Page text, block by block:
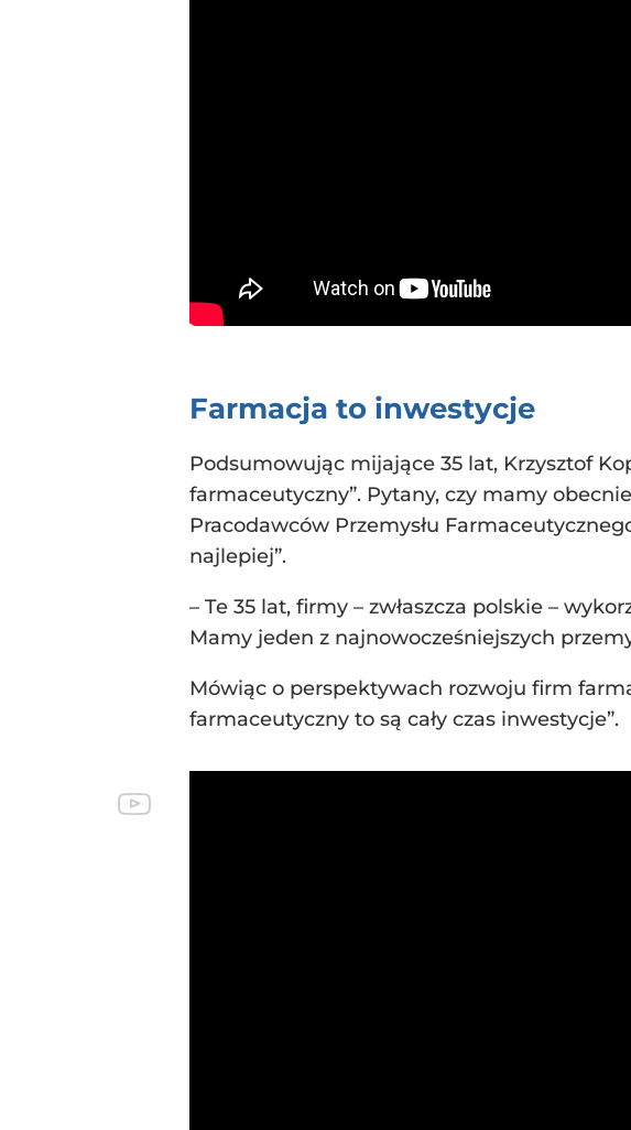
Farmacja to inwestycje
Podsumowując mijające 35 lat, Krzysztof
farmaceutyczny”. Pytany, czy mamy
Pracodawców Przemysłu
najlepiej”.
– Te 35 lat, firmy – zwłaszcza polskie –
Mamy jeden z najnowocześniejszych
Mówiąc o perspektywach rozwoju firm
farmaceutyczny to są cały czas inwestycje”.